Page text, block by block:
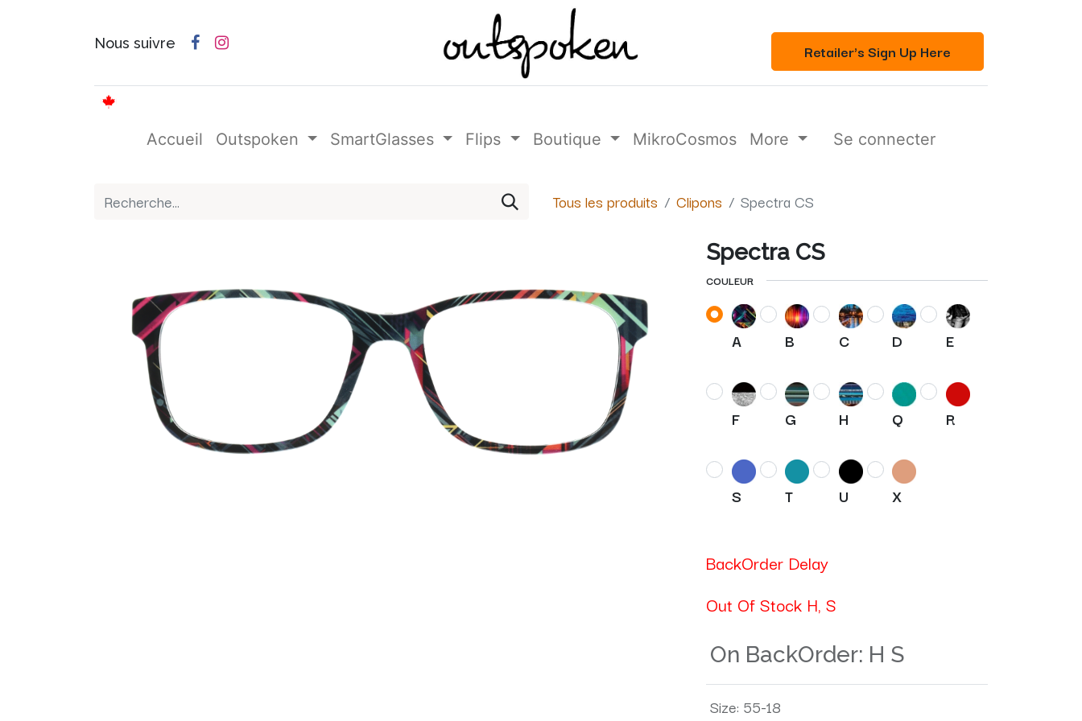
Nous suivre Retailer's Sign Up Here
Accueil Outspoken SmartGlasses Flips Boutique MikroCosmos More Se connecter
Tous les produits Clipons Spectra CS
Spectra CS
COULEUR
A B C D E
F G H Q R
S T U X
BackOrder Delay
Out Of Stock H, S
On BackOrder: H S
Size: 55-18